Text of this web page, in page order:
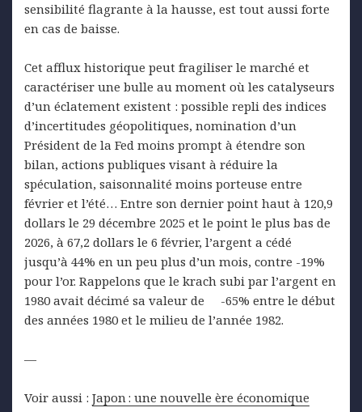
sensibilité flagrante à la hausse, est tout aussi forte
en cas de baisse.
Cet afflux historique peut fragiliser le marché et
caractériser une bulle au moment où les catalyseurs
d’un éclatement existent : possible repli des indices
d’incertitudes géopolitiques, nomination d’un
Président de la Fed moins prompt à étendre son
bilan, actions publiques visant à réduire la
spéculation, saisonnalité moins porteuse entre
février et l’été… Entre son dernier point haut à 120,9
dollars le 29 décembre 2025 et le point le plus bas de
2026, à 67,2 dollars le 6 février, l’argent a cédé
jusqu’à 44% en un peu plus d’un mois, contre -19%
pour l’or. Rappelons que le krach subi par l’argent en
1980 avait décimé sa valeur de -65% entre le début
des années 1980 et le milieu de l’année 1982.
—
Voir aussi : Japon : une nouvelle ère économique